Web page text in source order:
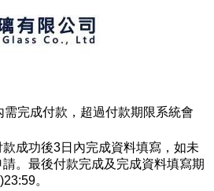
完成付款，超過付款期限系統會
成功後3日內完成資料填寫，如未
。最後付款完成及完成資料填寫期
。